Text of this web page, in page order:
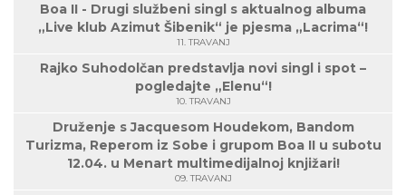
Boa II - Drugi službeni singl s aktualnog albuma
„Live klub Azimut Šibenik“ je pjesma „Lacrima“!
11. TRAVANJ
Rajko Suhodolčan predstavlja novi singl i spot –
pogledajte „Elenu“!
10. TRAVANJ
Druženje s Jacquesom Houdekom, Bandom
Turizma, Reperom iz Sobe i grupom Boa II u subotu
12.04. u Menart multimedijalnoj knjižari!
09. TRAVANJ